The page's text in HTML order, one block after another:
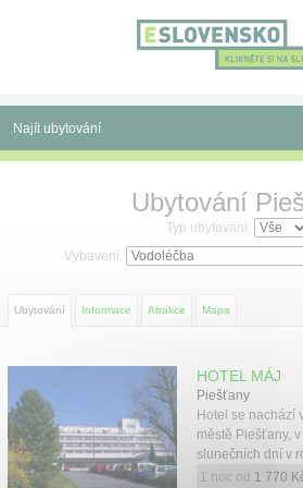
Najít ubytování
Skupiny a konference
Atrakce
O nás
Ubytování
Typ ubytování:
Vybavení:
Ubytování Informace Atrakce Mapa
HOTEL MÁJ
Piešťany
Hotel se nachází
městě Piešťany,
slunečních dní v
1 noc od 1 770